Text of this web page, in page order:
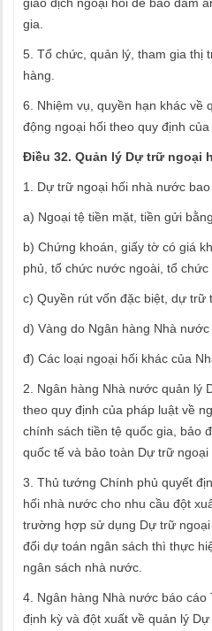
gia.
5. Tổ chức, quản lý, tham gia thị
hàng.
6. Nhiệm vụ, quyền hạn khác về
động ngoại hối theo quy định của
Điều 32. Quản lý Dự trữ ngoại
1. Dự trữ ngoại hối nhà nước bao
a) Ngoại tệ tiền mặt, tiền gửi
b) Chứng khoán, giấy tờ có giá
phủ, tổ chức nước ngoài, tổ chức
c) Quyền rút vốn đặc biệt, dự trữ
d) Vàng do Ngân hàng Nhà nước
đ) Các loại ngoại hối khác của
2. Ngân hàng Nhà nước quản lý
theo quy định của pháp luật về
chính sách tiền tệ quốc gia, bảo
quốc tế và bảo toàn Dự trữ ngoại
3. Thủ tướng Chính phủ quyết
hối nhà nước cho nhu cầu đột
trường hợp sử dụng Dự trữ
đổi dự toán ngân sách thì thực
ngân sách nhà nước.
4. Ngân hàng Nhà nước báo
định kỳ và đột xuất về quản lý